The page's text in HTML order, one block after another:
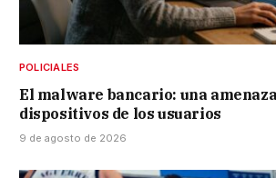
POLICIALES
El malware bancario: una
dispositivos de los usuarios
9 de agosto de 2026